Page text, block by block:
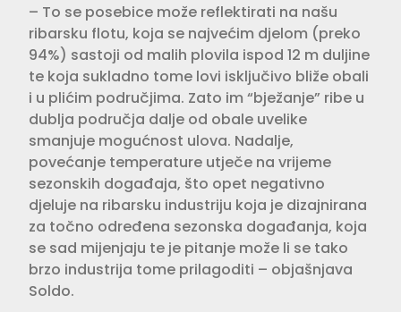
– To se posebice može reflektirati na našu
ribarsku flotu, koja se najvećim djelom (preko
94%) sastoji od malih plovila ispod 12 m duljine
te koja sukladno tome lovi isključivo bliže obali
i u plićim područjima. Zato im “bježanje” ribe u
dublja područja dalje od obale uvelike
smanjuje mogućnost ulova. Nadalje,
povećanje temperature utječe na vrijeme
sezonskih događaja, što opet negativno
djeluje na ribarsku industriju koja je dizajnirana
za točno određena sezonska događanja, koja
se sad mijenjaju te je pitanje može li se tako
brzo industrija tome prilagoditi – objašnjava
Soldo.